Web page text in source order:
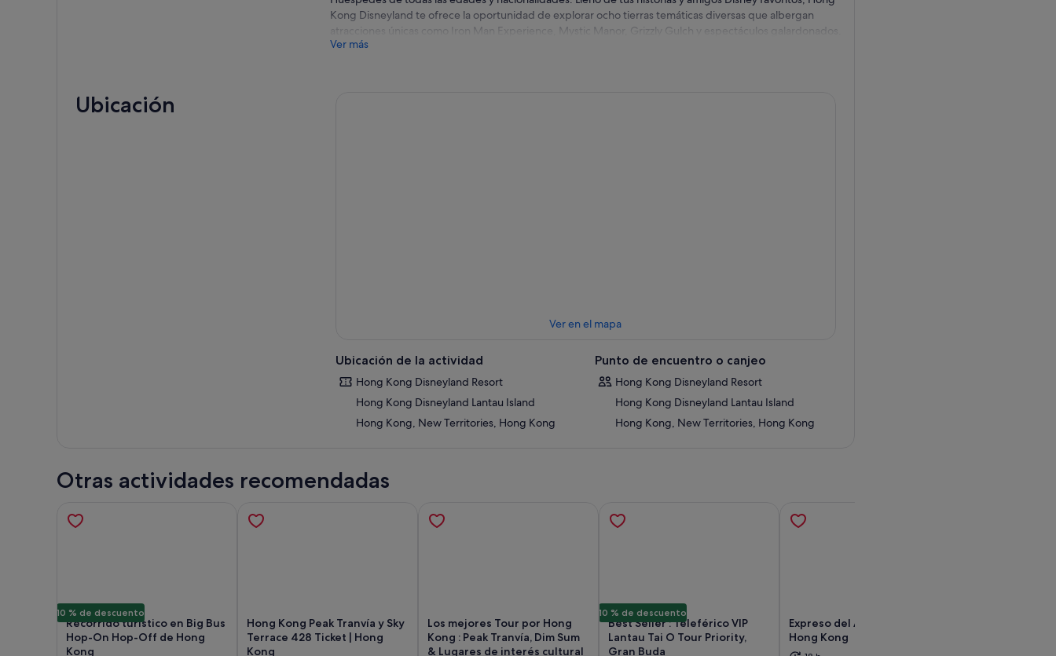
Kong Disneyland te ofrece la oportunidad de explorar ocho tierras temáticas diversas que albergan
atracciones únicas como Iron Man Experience, Mystic Manor, Grizzly Gulch y espectáculos galardonados.
El magnífico Castillo de los Sueños Mágicos reimaginado es el telón de fondo de diferentes ofertas de
¡Disfruta sin parar de la diversión Disney con todas tus atracciones favoritas y Amigos Disney! Completa el
viaje mágico con estancias en los hoteles temáticos Disney del Resort para disfrutar de diversos privilegios
y actividades recreativas personalizadas.
Ver más
Ubicación
Ver en el mapa
Ubicación de la actividad
Hong Kong Disneyland Resort
Hong Kong Disneyland Lantau Island
Hong Kong, New Territories, Hong Kong
Punto de encuentro o canjeo
Hong Kong Disneyland Resort
Hong Kong Disneyland Lantau Island
Hong Kong, New Territories, Hong Kong
Otras actividades recomendadas
10 % de descuento
Recorrido turístico en Big Bus
Hop-On Hop-Off de Hong
Kong
Hong Kong Peak Tranvía y Sky
Terrace 428 Ticket | Hong
Kong
Los mejores Tour por Hong
Kong : Peak Tranvía, Dim Sum
& Lugares de interés cultural
10 % de descuento
Best Seller : Teleférico VIP
Lantau Tai O Tour Priority,
Gran Buda
Expreso del Aeropuerto de
Hong Kong